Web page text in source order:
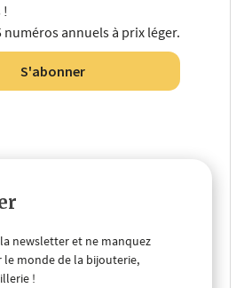
!
numéros annuels à prix léger.
S'abonner
newsletter et ne manquez
le monde de la bijouterie,
!